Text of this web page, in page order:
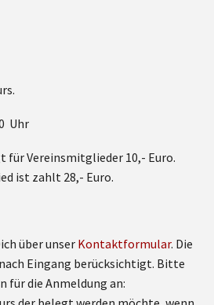
Uhr
für Vereinsmitglieder 10,- Euro.
ist zahlt 28,- Euro.
über unser Kontaktformular. Die
Eingang berücksichtigt. Bitte
für die Anmeldung an: